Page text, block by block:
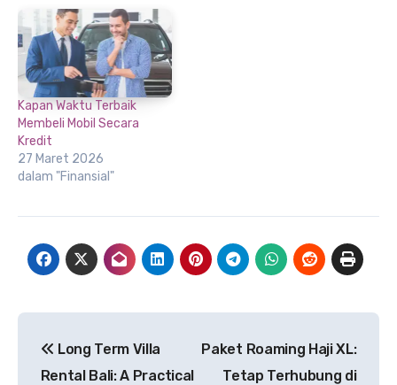
Kapan Waktu Terbaik
Membeli Mobil Secara
Kredit
27 Maret 2026
dalam "Finansial"
pos
Long Term Villa
Rental Bali: A Practical
Paket Roaming Haji XL:
Tetap Terhubung di